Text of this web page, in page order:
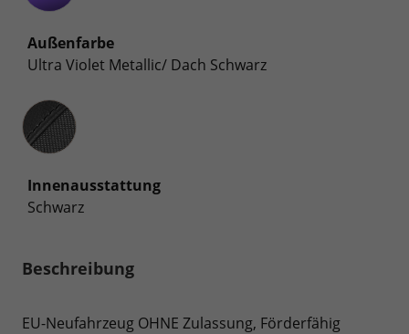
Außenfarbe
Ultra Violet Metallic/ Dach Schwarz
Innenausstattung
Innenausstattung
Schwarz
Beschreibung
EU-Neufahrzeug OHNE Zulassung, Förderfähig